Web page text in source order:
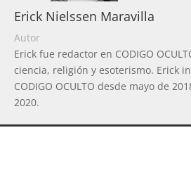
Erick Nielssen Maravilla
Autor
Erick fue redactor en CODIGO
ciencia, religión y esoterismo. Erick
CODIGO OCULTO desde mayo de
2020.